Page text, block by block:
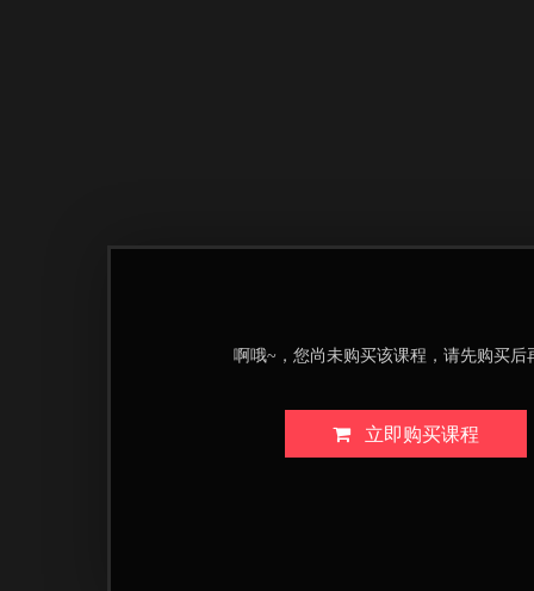
啊哦~，您尚未购买该课程，请先购买后
立即购买课程